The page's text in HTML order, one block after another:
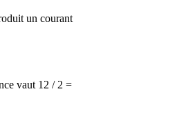
un courant
vaut 12 / 2 =